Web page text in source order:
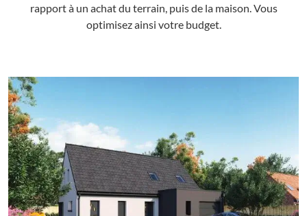
rapport à un achat du terrain, puis de la maison. Vous
optimisez ainsi votre budget.